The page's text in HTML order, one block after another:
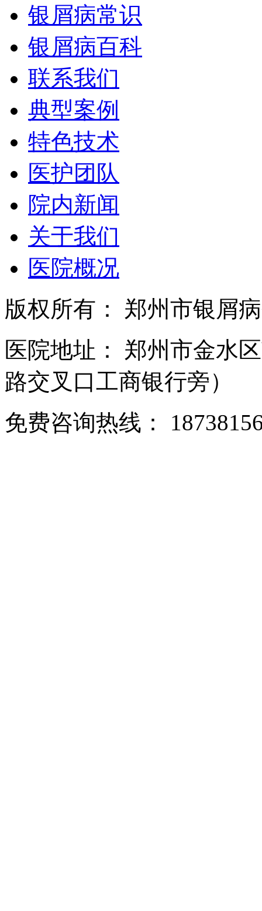
银屑病常识
银屑病百科
联系我们
典型案例
特色技术
医护团队
院内新闻
关于我们
医院概况
版权所有： 郑州市银屑
医院地址： 郑州市金水
路交叉口工商银行旁）
免费咨询热线：